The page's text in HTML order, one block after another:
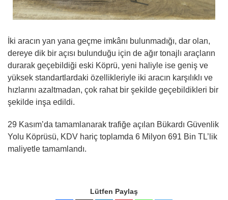
İki aracın yan yana geçme imkânı bulunmadığı, dar olan,
dereye dik bir açısı bulunduğu için de ağır tonajlı araçların
durarak geçebildiği eski Köprü, yeni haliyle ise geniş ve
yüksek standartlardaki özellikleriyle iki aracın karşılıklı ve
hızlarını azaltmadan, çok rahat bir şekilde geçebildikleri bir
şekilde inşa edildi.
29 Kasım’da tamamlanarak trafiğe açılan Bükardı Güvenlik
Yolu Köprüsü, KDV hariç toplamda 6 Milyon 691 Bin TL’lik
maliyetle tamamlandı.
Lütfen Paylaş